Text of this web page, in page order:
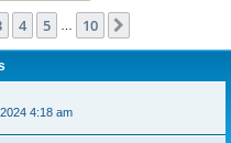
4 5 10
4:18 am